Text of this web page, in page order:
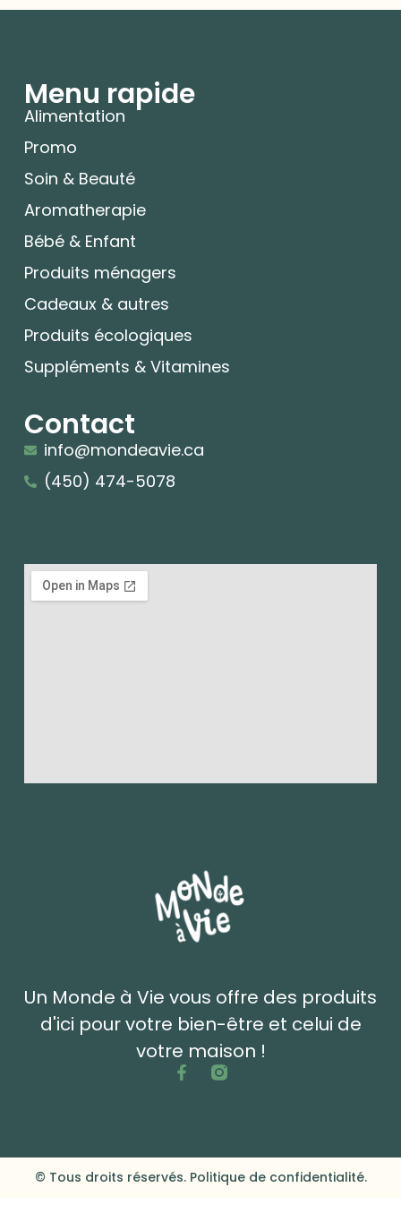
Un Monde à Vie vous offre des produits
d'ici pour votre bien-être et celui de
votre maison !
Menu rapide
Alimentation
Promo
Soin & Beauté
Aromatherapie
Bébé & Enfant
Produits ménagers
Cadeaux & autres
Produits écologiques
Suppléments & Vitamines
Contact
info@mondeavie.ca
(450) 474-5078
© Tous droits réservés. Politique de confidentialité.